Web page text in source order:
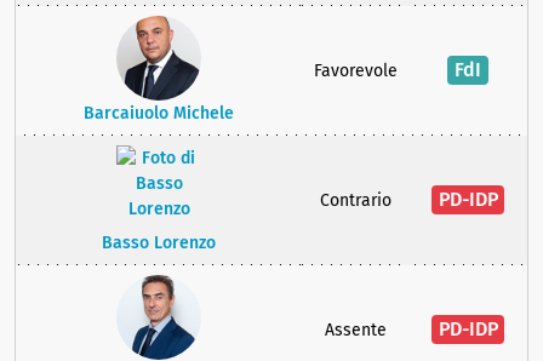
Barcaiuolo Michele
Favorevole FdI
Basso Lorenzo
Contrario PD-IDP
Assente PD-IDP